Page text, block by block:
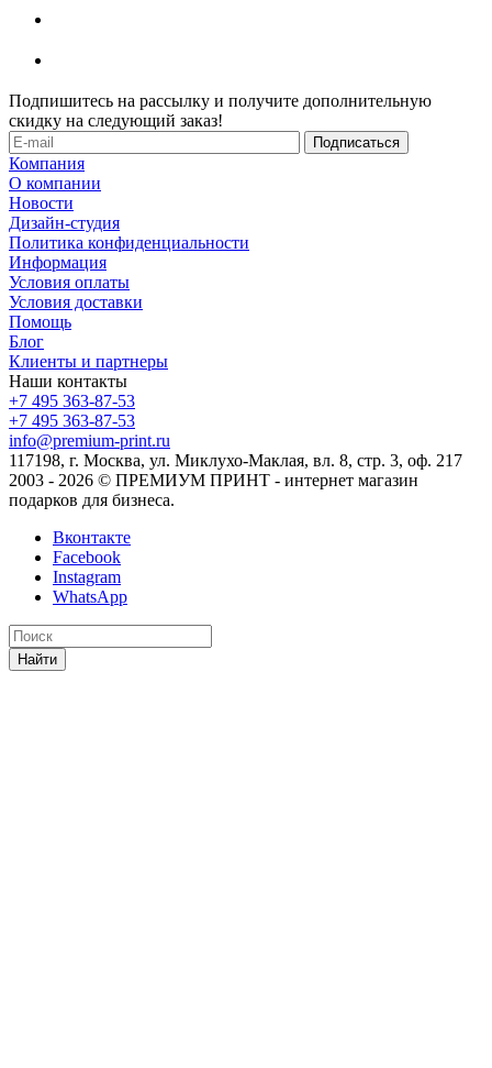
Подпишитесь на рассылку и получите дополнительную
скидку на следующий заказ!
Компания
О компании
Новости
Дизайн-студия
Политика конфиденциальности
Информация
Условия оплаты
Условия доставки
Помощь
Блог
Клиенты и партнеры
Наши контакты
+7 495 363-87-53
+7 495 363-87-53
info@premium-print.ru
117198, г. Москва, ул. Миклухо-Маклая, вл. 8, стр. 3, оф. 217
2003 - 2026 © ПРЕМИУМ ПРИНТ - интернет магазин
подарков для бизнеса.
Вконтакте
Facebook
Instagram
WhatsApp
Найти